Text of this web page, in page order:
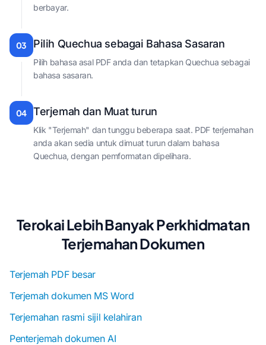
berbayar.
03 Pilih Quechua sebagai Bahasa Sasaran
Pilih bahasa asal PDF anda dan tetapkan Quechua sebagai
bahasa sasaran.
04 Terjemah dan Muat turun
Klik "Terjemah" dan tunggu beberapa saat. PDF terjemahan
anda akan sedia untuk dimuat turun dalam bahasa
Quechua, dengan pemformatan dipelihara.
Terokai Lebih Banyak Perkhidmatan
Terjemahan Dokumen
Terjemah PDF besar
Terjemah dokumen MS Word
Terjemahan rasmi sijil kelahiran
Penterjemah dokumen AI